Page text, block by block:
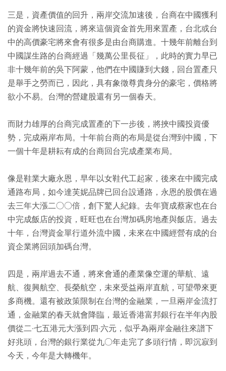
三是，資產價值的回升，兩岸交流加速後，台商在中國獲利
的資金將快速回流，將來這個資金首先用來置產，台北或台
中的高價豪宅將來會有很多是由台商購進。十幾年前離台到
中國謀生路的台商經過「幾萬公里長征」，此時的實力早已
非十幾年前的吳下阿蒙，他們在中國賺到大錢，回台置產只
是舉手之勞而已，因此，具有象徵尊貴身分的豪宅，價格將
欲小不易。台灣的營建股還有另一個春天。
而財力雄厚的台商完成置產的下一步後，將挾中國投資優
勢，完成兩岸布局。十年前台商的布局是從台灣到中國，下
一個十年是耕耘有成的台商回台完成產業布局。
像是鞋業大廠永恩，早年以女鞋代工起家，後來在中國完成
通路布局，如今達芙妮品牌已回台設通路，永恩的股價在過
去三年大漲二○○倍，創下驚人紀錄。去年寶成蔡家也在台
中完成飯店的投資，旺旺也在台灣加碼房地產與飯店。過去
十年，台灣資金單行道外流中國，未來在中國經營有成的台
資企業將回頭加碼台灣。
四是，兩岸過去不通，將來會通的產業像空運的華航、遠
航、復興航空、長榮航空，未來受益兩岸直航，可望帶來更
多商機。還有被政策限制在台灣的金融業，一旦兩岸金流打
通，金融業的春天就會降臨，最近香港富邦銀行在半年內股
價從二·七五港元大漲到四·六元，似乎為兩岸金融往來譜下
好兆頭，台灣的銀行業從九○年走完了多頭行情，即沉寂到
今天，今年是大轉機年。